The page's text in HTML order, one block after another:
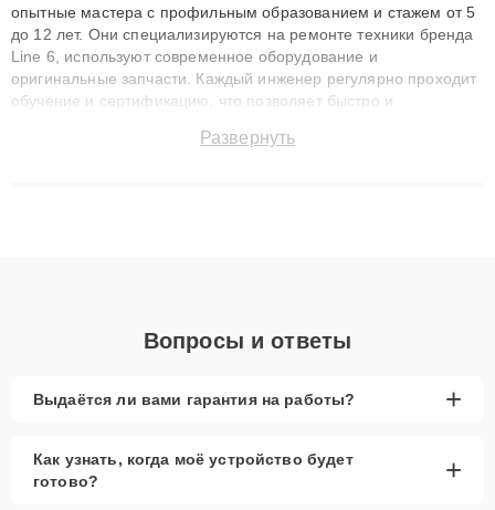
опытные мастера с профильным образованием и стажем от 5
до 12 лет. Они специализируются на ремонте техники бренда
Line 6, используют современное оборудование и
оригинальные запчасти. Каждый инженер регулярно проходит
обучение и сертификацию, что позволяет быстро и
сохранением гарантии до 3 лет. Наши мастера решают
Развернуть
Вопросы и ответы
Выдаётся ли вами гарантия на работы? +
Как узнать, когда моё устройство будет
готово?
+